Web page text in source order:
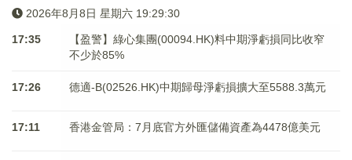
2026年8月8日 星期六 19:29:31
17:35
【盈警】綠心集團(00094.HK)料中期淨虧損同比收窄
不少於85%
17:26 德適-B(02526.HK)中期歸母淨虧損擴大至5588.3萬元
17:11 香港金管局：7月底官方外匯儲備資產為4478億美元